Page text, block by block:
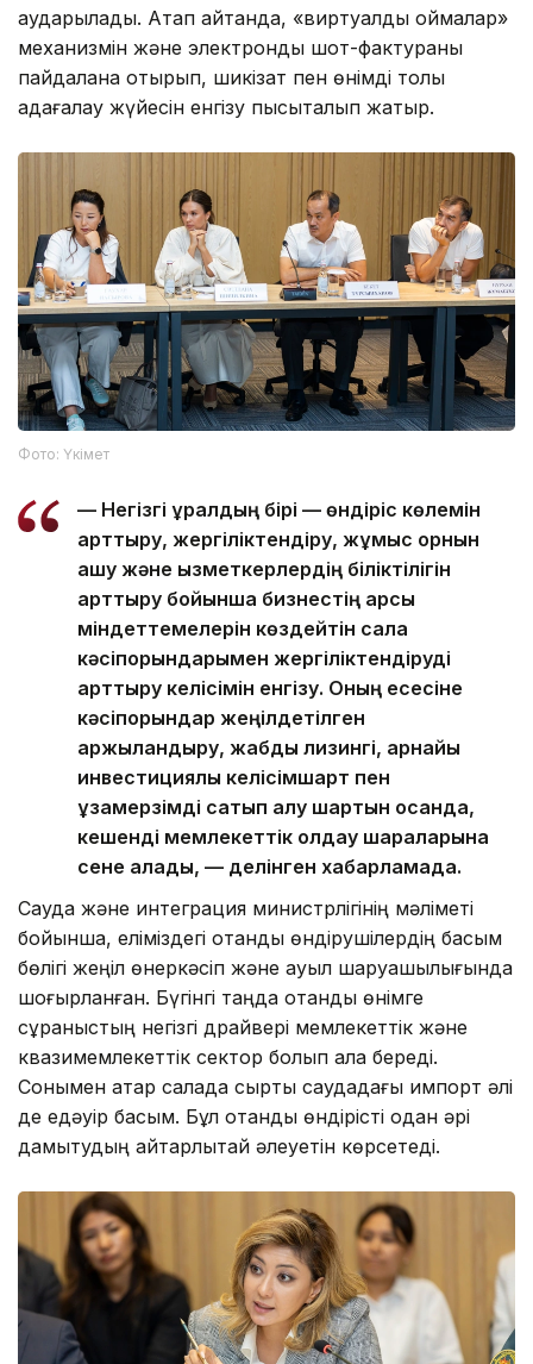
аударылады. Атап айтқанда, «виртуалды қоймалар»
механизмін және электрондық шот-фактураны
пайдалана отырып, шикізат пен өнімді толық
қадағалау жүйесін енгізу пысықталып жатыр.
Фото: Үкімет
— Негізгі құралдың бірі — өндіріс көлемін
арттыру, жергіліктендіру, жұмыс орнын
ашу және қызметкерлердің біліктілігін
арттыру бойынша бизнестің қарсы
міндеттемелерін көздейтін сала
кәсіпорындарымен жергіліктендіруді
арттыру келісімін енгізу. Оның есесіне
кәсіпорындар жеңілдетілген
қаржыландыру, жабдық лизингі, арнайы
инвестициялық келісімшарт пен
ұзақмерзімді сатып алу шартын қосқанда,
кешенді мемлекеттік қолдау шараларына
сене алады, — делінген хабарламада.
Сауда және интеграция министрлігінің мәліметі
бойынша, еліміздегі отандық өндірушілердің басым
бөлігі жеңіл өнеркәсіп және ауыл шаруашылығында
шоғырланған. Бүгінгі таңда отандық өнімге
сұраныстың негізгі драйвері мемлекеттік және
квазимемлекеттік сектор болып қала береді.
Сонымен қатар салада сыртқы саудадағы импорт әлі
де едәуір басым. Бұл отандық өндірісті одан әрі
дамытудың айтарлықтай әлеуетін көрсетеді.